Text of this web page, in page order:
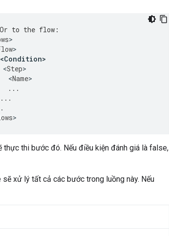
to the flow:
>
>
<Condition>
<Step>
<Name>
...
...
>
thực thi bước đó. Nếu điều kiện đánh giá là false,
xử lý tất cả các bước trong luồng này. Nếu